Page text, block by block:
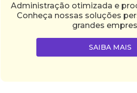
Administração otimizada e
Conheça nossas soluções
grandes
SAIBA MAIS